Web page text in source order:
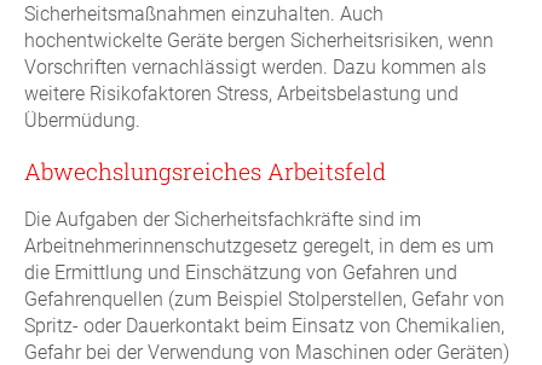
Sicherheitsmaßnahmen einzuhalten. Auch
hochentwickelte Geräte bergen Sicherheitsrisiken, wenn
Vorschriften vernachlässigt werden. Dazu kommen als
weitere Risikofaktoren Stress, Arbeitsbelastung und
Übermüdung.
Abwechslungsreiches Arbeitsfeld
Die Aufgaben der Sicherheitsfachkräfte sind im
Arbeitnehmerinnenschutzgesetz geregelt, in dem es um
die Ermittlung und Einschätzung von Gefahren und
Gefahrenquellen (zum Beispiel Stolperstellen, Gefahr von
Spritz- oder Dauerkontakt beim Einsatz von Chemikalien,
Gefahr bei der Verwendung von Maschinen oder Geräten)